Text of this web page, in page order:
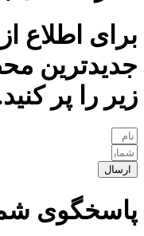
برای اطلاع
جدیدترین
زیر را پر
ارسال
پاسخگوی